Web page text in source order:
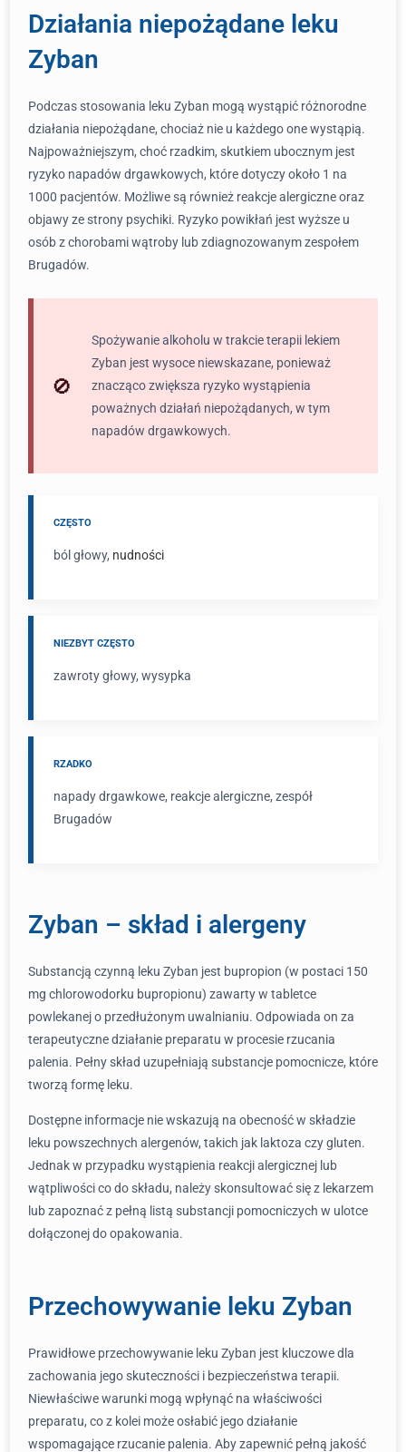
Działania niepożądane leku
Zyban
Podczas stosowania leku Zyban mogą wystąpić różnorodne
działania niepożądane, chociaż nie u każdego one wystąpią.
Najpoważniejszym, choć rzadkim, skutkiem ubocznym jest
ryzyko napadów drgawkowych, które dotyczy około 1 na
1000 pacjentów. Możliwe są również reakcje alergiczne oraz
objawy ze strony psychiki. Ryzyko powikłań jest wyższe u
osób z chorobami wątroby lub zdiagnozowanym zespołem
Brugadów.
Spożywanie alkoholu w trakcie terapii lekiem
Zyban jest wysoce niewskazane, ponieważ
znacząco zwiększa ryzyko wystąpienia
poważnych działań niepożądanych, w tym
napadów drgawkowych.
CZĘSTO
ból głowy, nudności
NIEZBYT CZĘSTO
zawroty głowy, wysypka
RZADKO
napady drgawkowe, reakcje alergiczne, zespół
Brugadów
Zyban – skład i alergeny
Substancją czynną leku Zyban jest bupropion (w postaci 150
mg chlorowodorku bupropionu) zawarty w tabletce
powlekanej o przedłużonym uwalnianiu. Odpowiada on za
terapeutyczne działanie preparatu w procesie rzucania
palenia. Pełny skład uzupełniają substancje pomocnicze, które
tworzą formę leku.
Dostępne informacje nie wskazują na obecność w składzie
leku powszechnych alergenów, takich jak laktoza czy gluten.
Jednak w przypadku wystąpienia reakcji alergicznej lub
wątpliwości co do składu, należy skonsultować się z lekarzem
lub zapoznać z pełną listą substancji pomocniczych w ulotce
dołączonej do opakowania.
Przechowywanie leku Zyban
Prawidłowe przechowywanie leku Zyban jest kluczowe dla
zachowania jego skuteczności i bezpieczeństwa terapii.
Niewłaściwe warunki mogą wpłynąć na właściwości
preparatu, co z kolei może osłabić jego działanie
wspomagające rzucanie palenia. Aby zapewnić pełną jakość